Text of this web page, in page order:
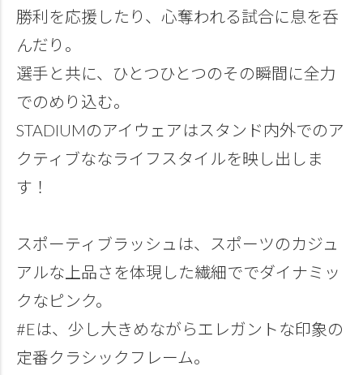
勝利を応援したり、心奪われる試合に息を呑
んだり。
選手と共に、ひとつひとつのその瞬間に全力
でのめり込む。
STADIUMのアイウェアはスタンド内外でのア
クティブななライフスタイルを映し出しま
す！
スポーティブラッシュは、スポーツのカジュ
アルな上品さを体現した繊細ででダイナミッ
クなピンク。
#Eは、少し大きめながらエレガントな印象の
定番クラシックフレーム。